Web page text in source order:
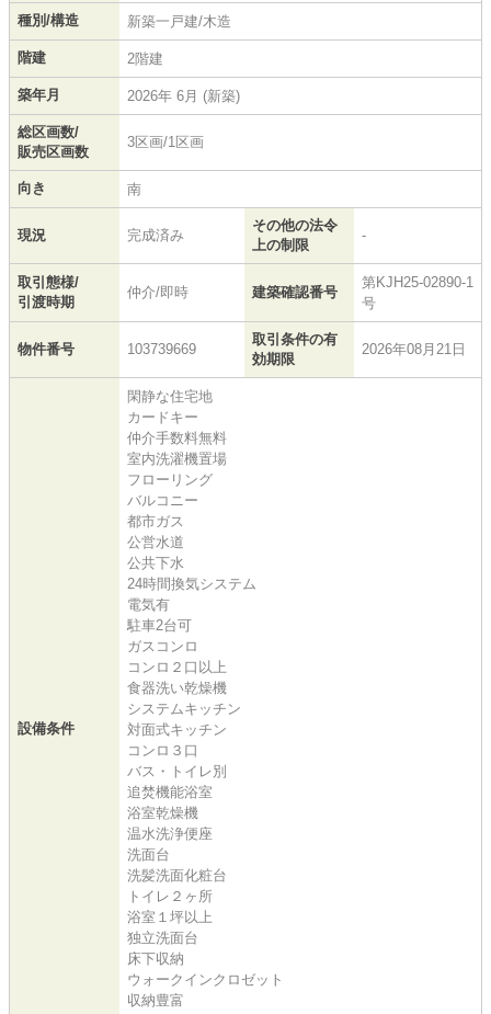
種別/構造 新築一戸建/木造
階建 2階建
築年月 2026年 6月 (新築)
総区画数/
販売区画数
3区画/1区画
向き 南
現況 完成済み
その他の法令
上の制限
-
取引態様/
引渡時期
仲介/即時 建築確認番号
第KJH25-02890-1
号
物件番号 103739669
取引条件の有
効期限
2026年08月21日
設備条件
閑静な住宅地
カードキー
仲介手数料無料
室内洗濯機置場
フローリング
バルコニー
都市ガス
公営水道
公共下水
24時間換気システム
電気有
駐車2台可
ガスコンロ
コンロ２口以上
食器洗い乾燥機
システムキッチン
対面式キッチン
コンロ３口
バス・トイレ別
追焚機能浴室
浴室乾燥機
温水洗浄便座
洗面台
洗髪洗面化粧台
トイレ２ヶ所
浴室１坪以上
独立洗面台
床下収納
ウォークインクロゼット
収納豊富